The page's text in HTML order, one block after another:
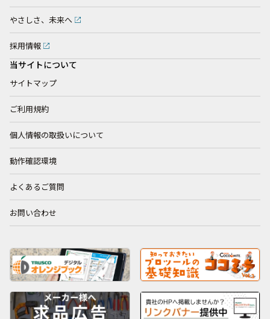
やさしさ、未来へ
採用情報
当サイトについて
サイトマップ
ご利用規約
個人情報の取扱いについて
動作確認環境
よくあるご質問
お問い合わせ